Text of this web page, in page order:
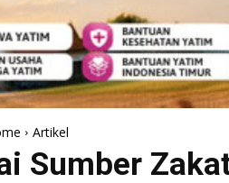
Artikel
Sumber